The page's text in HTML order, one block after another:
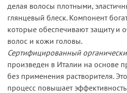
делая волосы плотными,
глянцевый блеск. Компонент
которые обеспечивают защиту
волос и кожи головы.
Сертифицированный
произведен в Италии на основе
без применения растворителя.
процесс повышает